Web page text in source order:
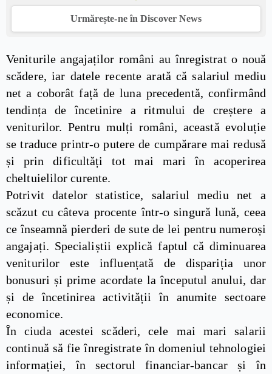
Urmărește-ne în Discover News
Veniturile angajaților români au înregistrat o nouă
scădere, iar datele recente arată că salariul mediu
net a coborât față de luna precedentă, confirmând
tendința de încetinire a ritmului de creștere a
veniturilor. Pentru mulți români, această evoluție
se traduce printr-o putere de cumpărare mai redusă
și prin dificultăți tot mai mari în acoperirea
cheltuielilor curente.
Potrivit datelor statistice, salariul mediu net a
scăzut cu câteva procente într-o singură lună, ceea
ce înseamnă pierderi de sute de lei pentru numeroși
angajați. Specialiștii explică faptul că diminuarea
veniturilor este influențată de dispariția unor
bonusuri și prime acordate la începutul anului, dar
și de încetinirea activității în anumite sectoare
economice.
În ciuda acestei scăderi, cele mai mari salarii
continuă să fie înregistrate în domeniul tehnologiei
informației, în sectorul financiar-bancar și în